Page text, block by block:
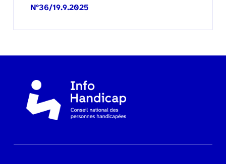
N°36/19.9.2025